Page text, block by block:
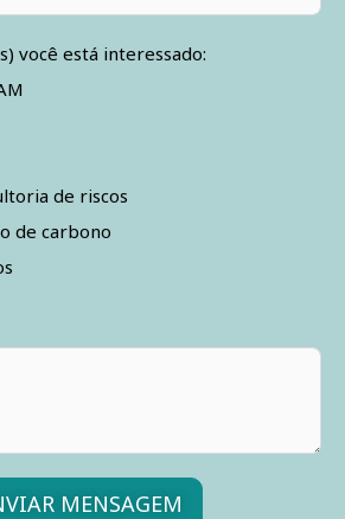
você está interessado:
de riscos
de carbono
MENSAGEM